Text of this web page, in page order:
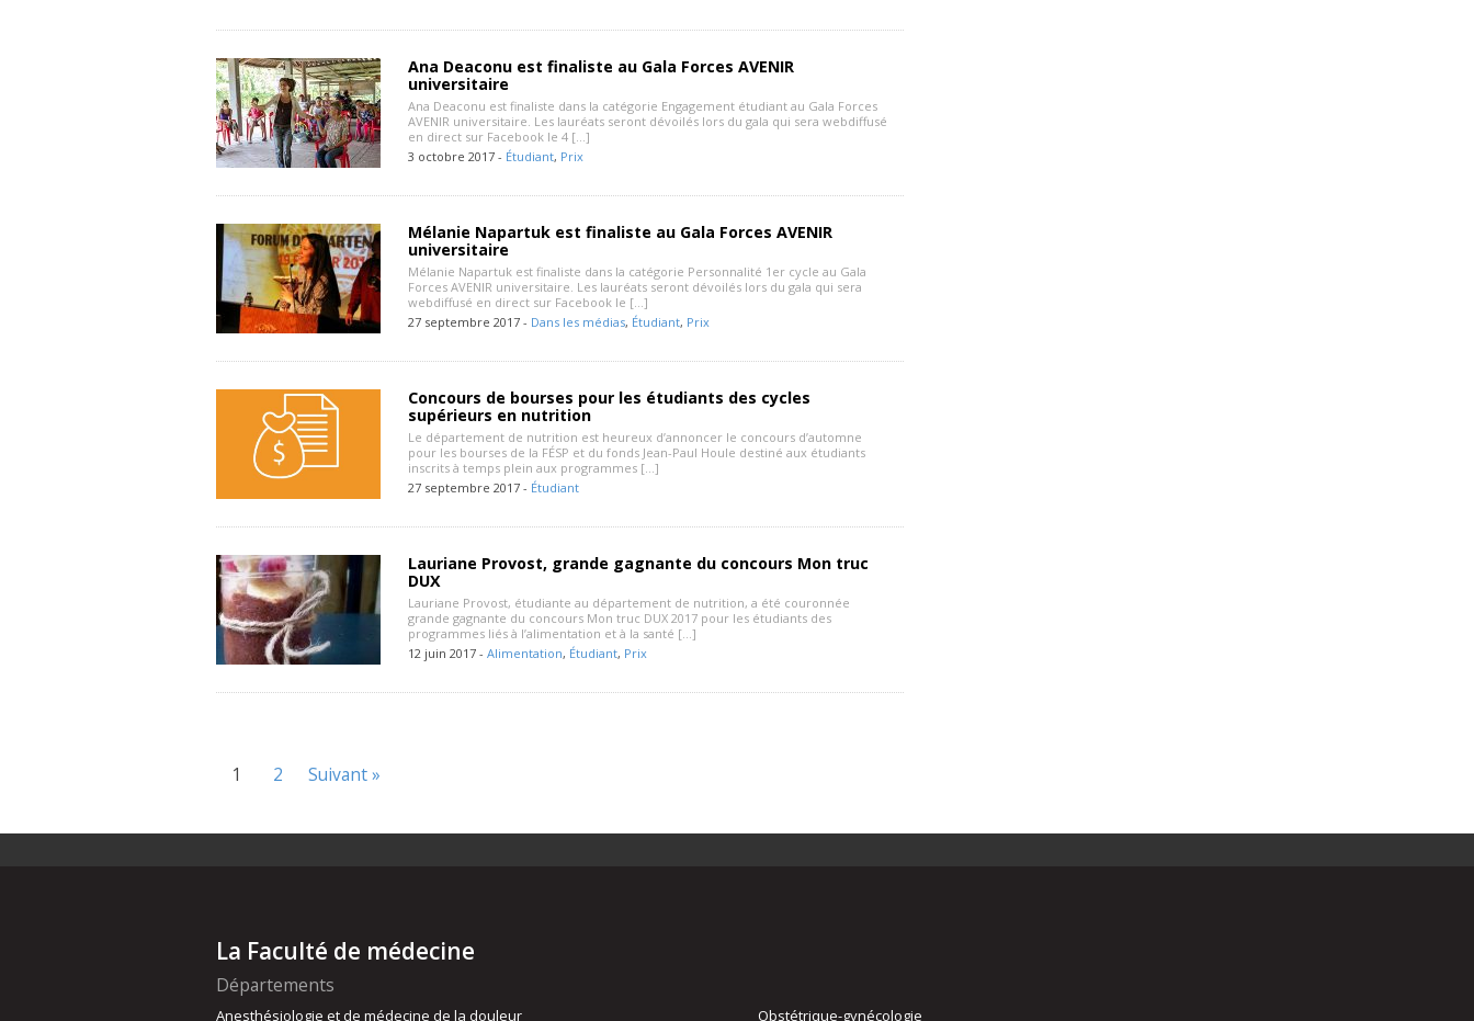
Ana Deaconu est finaliste au Gala Forces AVENIR
universitaire
Ana Deaconu est finaliste dans la catégorie Engagement étudiant au Gala Forces
AVENIR universitaire. Les lauréats seront dévoilés lors du gala qui sera webdiffusé
en direct sur Facebook le 4 […]
3 octobre 2017 - Étudiant, Prix
Mélanie Napartuk est finaliste au Gala Forces AVENIR
universitaire
Mélanie Napartuk est finaliste dans la catégorie Personnalité 1er cycle au Gala
Forces AVENIR universitaire. Les lauréats seront dévoilés lors du gala qui sera
webdiffusé en direct sur Facebook le […]
27 septembre 2017 - Dans les médias, Étudiant, Prix
Concours de bourses pour les étudiants des cycles
supérieurs en nutrition
Le département de nutrition est heureux d’annoncer le concours d’automne
pour les bourses de la FÉSP et du fonds Jean-Paul Houle destiné aux étudiants
inscrits à temps plein aux programmes […]
27 septembre 2017 - Étudiant
Lauriane Provost, grande gagnante du concours Mon truc
DUX
Lauriane Provost, étudiante au département de nutrition, a été couronnée
grande gagnante du concours Mon truc DUX 2017 pour les étudiants des
programmes liés à l’alimentation et à la santé […]
12 juin 2017 - Alimentation, Étudiant, Prix
1 2 Suivant »
La Faculté de médecine
Départements
Anesthésiologie et de médecine de la douleur Obstétrique-gynécologie